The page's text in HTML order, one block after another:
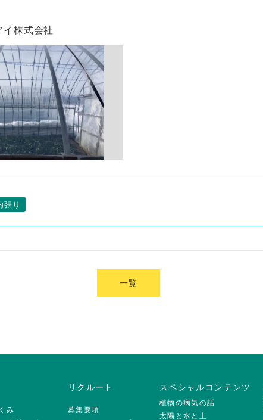
イ株式会社
張り
一覧
み
リクルート
募集要項
スペシャルコンテンツ
植物の病気の話
太陽と水と土